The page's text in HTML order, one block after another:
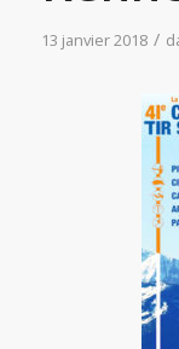
13 janvier 2018 /